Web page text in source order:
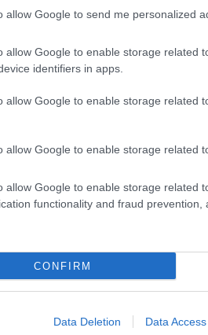
allow Google to send me personalized
allow Google to enable storage related
identifiers in apps.
allow Google to enable storage related
allow Google to enable storage related
allow Google to enable storage related
functionality and fraud prevention,
CONFIRM
Data Deletion Data Access